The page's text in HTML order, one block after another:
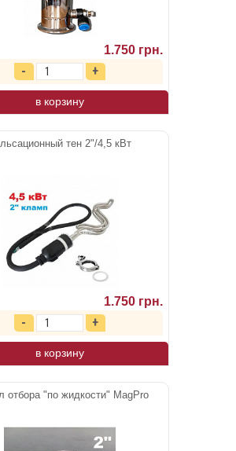
1.750 грн.
в корзину
тен 2"/4,5 кВт
1.750 грн.
в корзину
отбора "по жидкости" MagPro